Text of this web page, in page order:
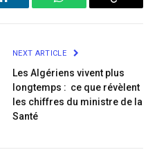
LinkedIn WhatsApp Copy
NEXT ARTICLE
Les Algériens vivent plus
longtemps : ce que révèlent
les chiffres du ministre de la
Santé